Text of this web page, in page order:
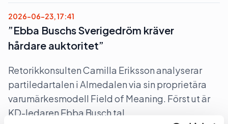
2026-06-23, 17:41
”Ebba Buschs Sverigedröm kräver
hårdare auktoritet”
Retorikkonsulten Camilla Eriksson analyserar
partiledartalen i Almedalen via sin proprietära
varumärkesmodell Field of Meaning. Först ut är
KD-ledaren Ebba Busch tal.